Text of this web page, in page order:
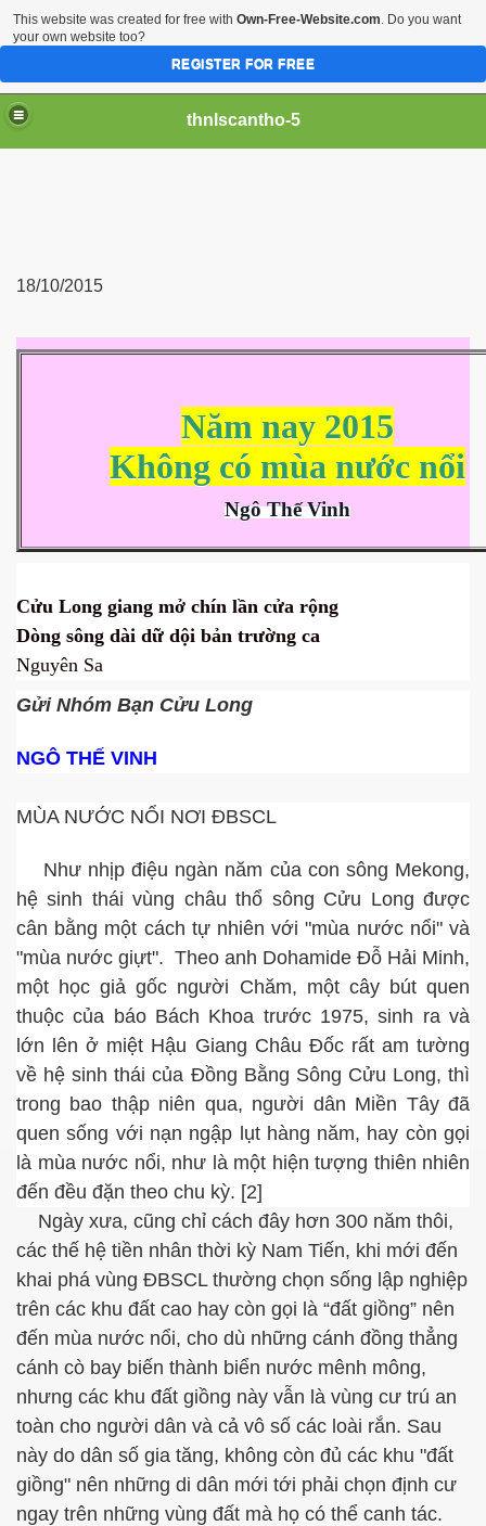
thnlscantho-5
18/10/2015
Năm nay 2015
Không có mùa nước nổi
Ngô Thế Vinh
Cửu Long giang mở chín lần cửa rộng
Dòng sông dài dữ dội bản trường ca
Nguyên Sa
Gửi Nhóm Bạn Cửu Long
NGÔ THẾ VINH
MÙA NƯỚC NỔI NƠI ĐBSCL
Như nhịp điệu ngàn năm của con sông Mekong,
hệ sinh thái vùng châu thổ sông Cửu Long được
cân bằng một cách tự nhiên với "mùa nước nổi" và
"mùa nước giựt". Theo anh Dohamide Đỗ Hải Minh,
một học giả gốc người Chăm, một cây bút quen
thuộc của báo Bách Khoa trước 1975, sinh ra và
lớn lên ở miệt Hậu Giang Châu Đốc rất am tường
về hệ sinh thái của Đồng Bằng Sông Cửu Long, thì
trong bao thập niên qua, người dân Miền Tây đã
quen sống với nạn ngập lụt hàng năm, hay còn gọi
là mùa nước nổi, như là một hiện tượng thiên nhiên
đến đều đặn theo chu kỳ. [2]
Ngày xưa, cũng chỉ cách đây hơn 300 năm thôi,
các thế hệ tiền nhân thời kỳ Nam Tiến, khi mới đến
khai phá vùng ĐBSCL thường chọn sống lập nghiệp
trên các khu đất cao hay còn gọi là “đất giồng” nên
đến mùa nước nổi, cho dù những cánh đồng thẳng
cánh cò bay biến thành biển nước mênh mông,
nhưng các khu đất giồng này vẫn là vùng cư trú an
toàn cho người dân và cả vô số các loài rắn. Sau
này do dân số gia tăng, không còn đủ các khu "đất
giồng" nên những di dân mới tới phải chọn định cư
ngay trên những vùng đất mà họ có thể canh tác.
lồ
Tây
1.
thiếu lũ
2
This website was created for free with Own-Free-Website.com. Do you want
your own website too?
REGISTER FOR FREE